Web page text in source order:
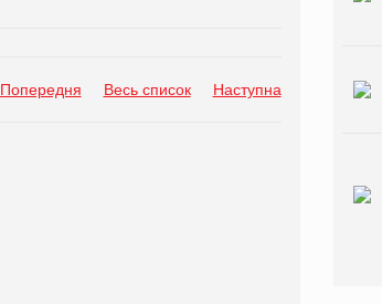
Попередня Весь список Наступна